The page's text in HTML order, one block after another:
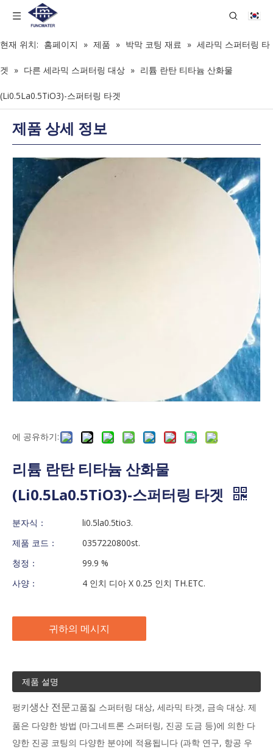
현재 위치: 홈페이지 » 제품 » 박막 코팅 재료 » 세라믹 스퍼터링 타
겟 » 다른 세라믹 스퍼터링 대상 » 리튬 란탄 티타늄 산화물
(Li0.5La0.5TiO3)-스퍼터링 타겟
제품 상세 정보
에 공유하기:
리튬 란탄 티타늄 산화물
(Li0.5La0.5TiO3)-스퍼터링 타겟
분자식：
li0.5la0.5tio3.
제품 코드：
0357220800st.
청정：
99.9 %
사양：
4 인치 디아 X 0.25 인치 TH.ETC.
귀하의 메시지
제품 설명
펑키생산 전문고품질 스퍼터링 대상, 세라믹 타겟, 금속 대상. 제
품은 다양한 방법 (마그네트론 스퍼터링, 진공 도금 등)에 의한 다
양한 진공 코팅의 다양한 분야에 적용됩니다 (과학 연구, 항공 우